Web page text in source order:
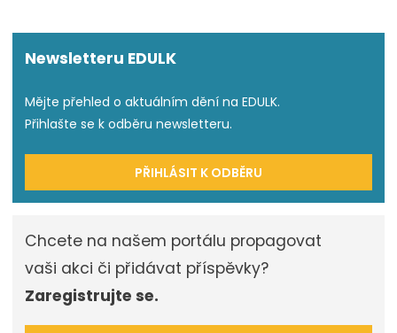
Newsletteru EDULK
Mějte přehled o aktuálním dění na EDULK.
Přihlašte se k odběru newsletteru.
PŘIHLÁSIT K ODBĚRU
Chcete na našem portálu propagovat
vaši akci či přidávat příspěvky?
Zaregistrujte se.